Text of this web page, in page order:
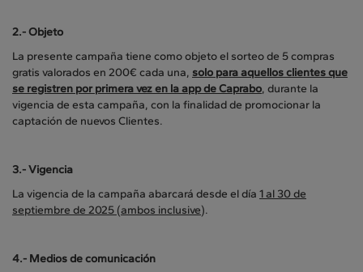
2.-Objeto
La presente campaña tiene como objeto el sorteo de 5 compras
gratis valorados en 200€ cada una, solo para aquellos clientes que
se registren por primera vez en la app de Caprabo, durante la
vigencia de esta campaña, con la finalidad de promocionar la
captación de nuevos Clientes.
3.-Vigencia
La vigencia de la campaña abarcará desde el día 1 al 30 de
septiembre de 2025 (ambos inclusive).
4.- Medios de comunicación